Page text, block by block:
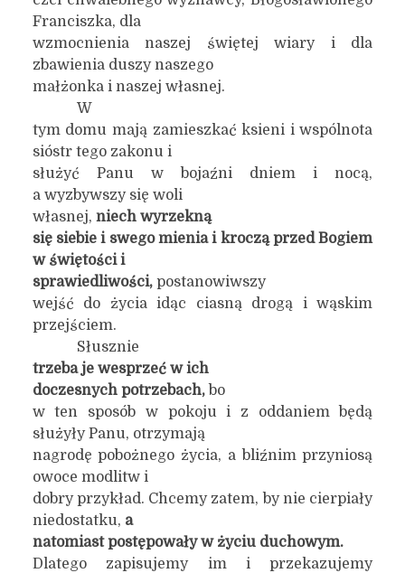
Franciszka, dla
wzmocnienia naszej świętej wiary i dla
zbawienia duszy naszego
małżonka i naszej własnej.
W
tym domu mają zamieszkać ksieni i wspólnota
sióstr tego zakonu i
służyć Panu w bojaźni dniem i nocą,
a wyzbywszy się woli
własnej, niech wyrzekną
się siebie i swego mienia i kroczą przed Bogiem
w świętości i
sprawiedliwości, postanowiwszy
wejść do życia idąc ciasną drogą i wąskim
przejściem.
Słusznie
trzeba je wesprzeć w ich
doczesnych potrzebach,bo
w ten sposób w pokoju i z oddaniem będą
służyły Panu, otrzymają
nagrodę pobożnego życia, a bliźnim przyniosą
owoce modlitw i
dobry przykład. Chcemy zatem, by nie cierpiały
niedostatku, a
natomiast postępowały w życiu duchowym.
Dlatego zapisujemy im i przekazujemy